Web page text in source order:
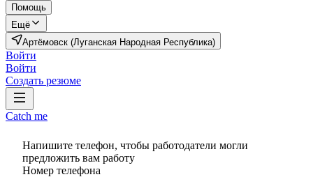
Помощь
Ещё
Артёмовск (Луганская Народная Республика)
Войти
Войти
Создать резюме
Catch me
Напишите телефон, чтобы работодатели могли
предложить вам работу
Номер телефона